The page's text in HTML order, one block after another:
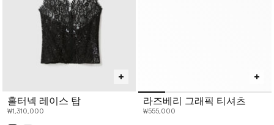
홀터넥 레이스 탑
₩1,310,000
라즈베리 그래픽 티셔츠
₩555,000